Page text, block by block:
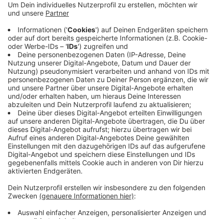
Keller stand das Wasser etwa einen Meter hoch.
Feuerwehr beschäftigt. In der Südstraße,
Mittelstraße, Hochstraße und Am Wunderbau hat
in mehreren Kellern das Wasser gestanden. In
einer Firma sind die Produktionshallen
vollgelaufen.
Veröffentlicht:Montag, 08.05.2023 07:33
Anzeige
Anzeige